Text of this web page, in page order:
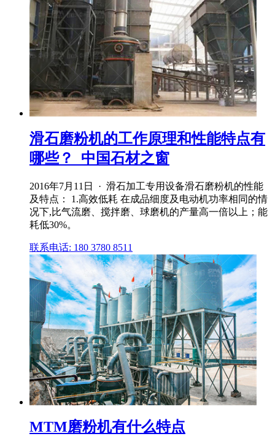
滑石磨粉机的工作原理和性能特点有
哪些？_中国石材之窗
2016年7月11日 · 滑石加工专用设备滑石磨粉机的性能
及特点： 1.高效低耗 在成品细度及电动机功率相同的情
况下,比气流磨、搅拌磨、球磨机的产量高一倍以上；能
耗低30%。
联系电话: 180 3780 8511
MTM磨粉机有什么特点